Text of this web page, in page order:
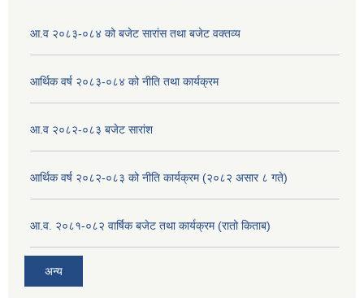
आ.व २०८३-०८४ को बजेट सारांस तथा बजेट वक्तव्य
आर्थिक वर्ष २०८३-०८४ को नीति तथा कार्यक्रम
आ.व २०८२-०८३ बजेट सारांश
आर्थिक वर्ष २०८२-०८३ को नीति कार्यक्रम (२०८२ असार ८ गते)
आ.व. २०८१-०८२ वार्षिक बजेट तथा कार्यक्रम (रातो किताब)
अन्य